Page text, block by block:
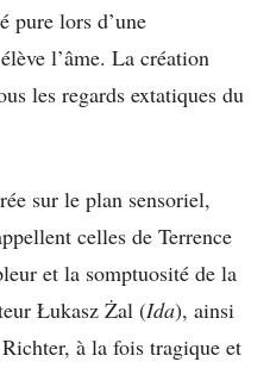
pure lors d’une
l’âme. La création
les regards extatiques du
sur le plan sensoriel,
celles de Terrence
et la somptuosité de la
Łukasz Żal (Ida), ainsi
à la fois tragique et